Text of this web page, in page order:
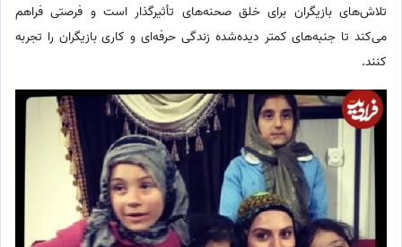
تلاش‌های بازیگران برای خلق صحنه‌های تأثیرگذار است و فرصتی فراهم
می‌کند تا جنبه‌های کمتر دیده‌شده زندگی حرفه‌ای و کاری بازیگران را تجربه
کنند.